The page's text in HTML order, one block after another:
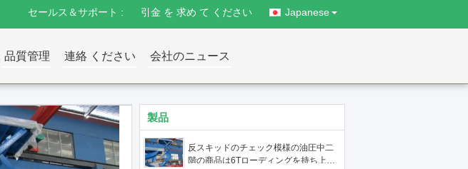
セールス＆サポート : 引金 を 求め て ください Japanese
品質管理 連絡 ください 会社のニュース
製品
反スキッドのチェック模様の油圧中二
階の商品は6Tローディングを持ち上げ